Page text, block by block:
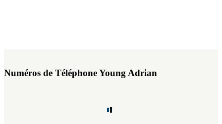
Numéros de Téléphone Young Adrian